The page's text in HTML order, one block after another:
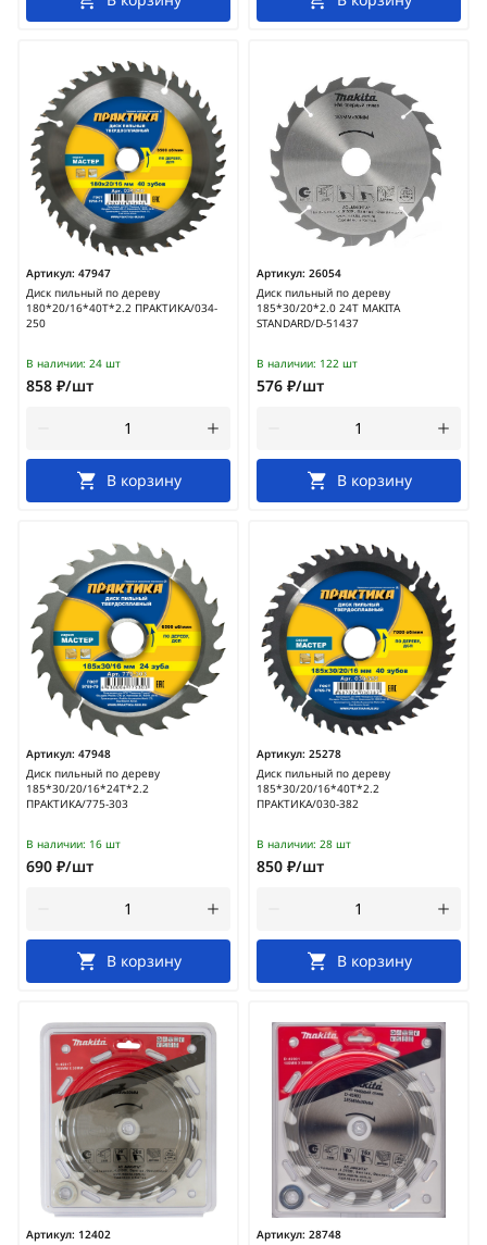
Артикул: 47947
Диск пильный по дереву
180*20/16*40Т*2.2 ПРАКТИКА/034-
250
В наличии: 24 шт
858 ₽/шт
В корзину
Артикул: 26054
Диск пильный по дереву
185*30/20*2.0 24Т MAKITA
STANDARD/D-51437
В наличии: 122 шт
576 ₽/шт
В корзину
Артикул: 47948
Диск пильный по дереву
185*30/20/16*24Т*2.2
ПРАКТИКА/775-303
В наличии: 16 шт
690 ₽/шт
В корзину
Артикул: 25278
Диск пильный по дереву
185*30/20/16*40Т*2.2
ПРАКТИКА/030-382
В наличии: 28 шт
850 ₽/шт
В корзину
Артикул: 12402
Артикул: 28748